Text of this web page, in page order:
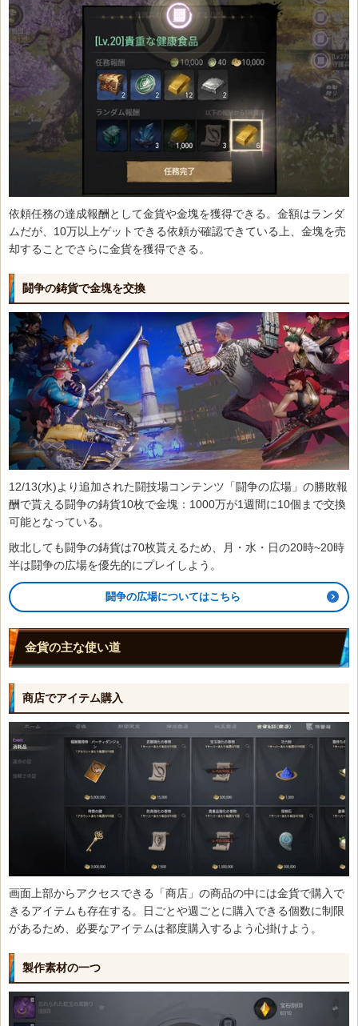
依頼任務の達成報酬として金貨や金塊を獲得できる。金額はランダ
ムだが、10万以上ゲットできる依頼が確認できている上、金塊を売
却することでさらに金貨を獲得できる。
闘争の鋳貨で金塊を交換
12/13(水)より追加された闘技場コンテンツ「闘争の広場」の勝敗報
酬で貰える闘争の鋳貨10枚で金塊：1000万が1週間に10個まで交換
可能となっている。
敗北しても闘争の鋳貨は70枚貰えるため、月・水・日の20時~20時
半は闘争の広場を優先的にプレイしよう。
闘争の広場についてはこちら
金貨の主な使い道
商店でアイテム購入
画面上部からアクセスできる「商店」の商品の中には金貨で購入で
きるアイテムも存在する。日ごとや週ごとに購入できる個数に制限
があるため、必要なアイテムは都度購入するよう心掛けよう。
製作素材の一つ